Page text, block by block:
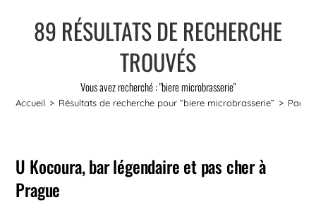
89 RÉSULTATS DE RECHERCHE
TROUVÉS
Vous avez recherché : "biere microbrasserie"
Accueil > Résultats de recherche pour “biere microbrasserie” > Page
U Kocoura, bar légendaire et pas cher à
Prague